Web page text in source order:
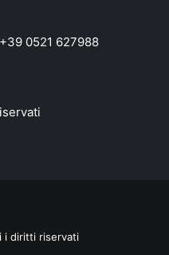
0521 627988
i diritti riservati